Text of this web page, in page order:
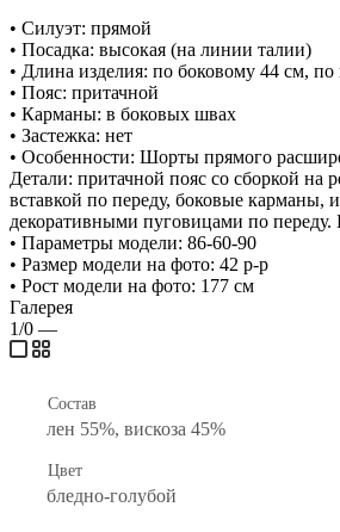
• Силуэт: прямой
• Посадка: высокая (на линии талии)
• Длина изделия: по боковому 44 см,
• Пояс: притачной
• Карманы: в боковых швах
• Застежка: нет
• Особенности: Шорты прямого
Детали: притачной пояс со сборкой на
вставкой по переду, боковые карманы,
декоративными пуговицами по переду.
• Параметры модели: 86-60-90
• Размер модели на фото: 42 р-р
• Рост модели на фото: 177 см
Галерея
1/0 —
Состав
лен 55%, вискоза 45%
Цвет
бледно-голубой